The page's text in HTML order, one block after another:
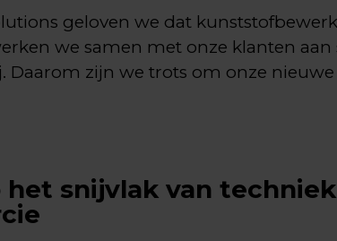
geloven we dat
we samen met onze klanten
Daarom zijn we trots om onze
het snijvlak van techniek